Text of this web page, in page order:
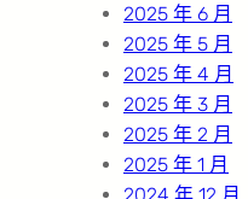
2025 年 6 月
2025 年 5 月
2025 年 4 月
2025 年 3 月
2025 年 2 月
2025 年 1 月